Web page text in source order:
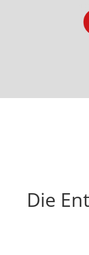
Die